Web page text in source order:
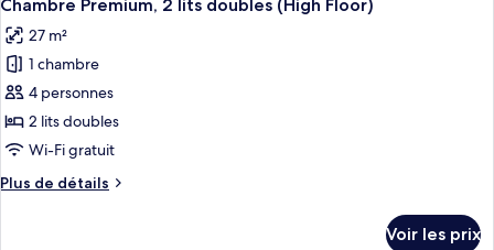
une
place
(High
Floor)
Chambre
Premium,
lits
une
place
(High
Floor)
toutes
les
photos
pour
ce
type
chambre :
Chambre Premium, 2 lits doubles (High Floor)
27 m²
1 chambre
4 personnes
2 lits doubles
Wi-Fi gratuit
Plus de détails
Plus
Voir les prix